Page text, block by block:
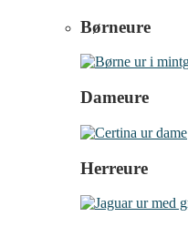
Børneure
Dameure
Herreure